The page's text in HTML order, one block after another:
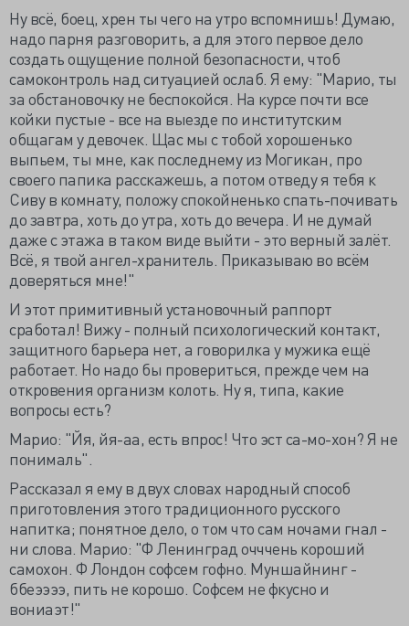
Ну всё, боец, хрен ты чего на утро вспомнишь! Думаю,
надо парня разговорить, а для этого первое дело
создать ощущение полной безопасности, чтоб
самоконтроль над ситуацией ослаб. Я ему: "Марио, ты
за обстановочку не беспокойся. На курсе почти все
койки пустые - все на выезде по институтским
общагам у девочек. Щас мы с тобой хорошенько
выпьем, ты мне, как последнему из Могикан, про
своего папика расскажешь, а потом отведу я тебя к
Сиву в комнату, положу спокойненько спать-почивать
до завтра, хоть до утра, хоть до вечера. И не думай
даже с этажа в таком виде выйти - это верный залёт.
Всё, я твой ангел-хранитель. Приказываю во всём
доверяться мне!"
И этот примитивный установочный раппорт
сработал! Вижу - полный психологический контакт,
защитного барьера нет, а говорилка у мужика ещё
работает. Но надо бы провериться, прежде чем на
откровения организм колоть. Ну я, типа, какие
вопросы есть?
Марио: "Йя, йя-аа, есть впрос! Что эст са-мо-хон? Я не
понималь".
Рассказал я ему в двух словах народный способ
приготовления этого традиционного русского
напитка; понятное дело, о том что сам ночами гнал -
ни слова. Марио: "Ф Ленинград очччень короший
самохон. Ф Лондон софсем гофно. Муншайнинг -
ббеээээ, пить не корошо. Софсем не фкусно и
вониаэт!"